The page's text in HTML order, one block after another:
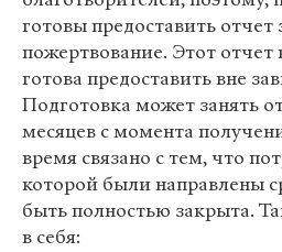
готовы предоставить отчет
пожертвование. Этот отчет
готова предоставить вне
Подготовка может занять
месяцев с момента
время связано с тем, что
которой были направлены
быть полностью закрыта.
в себя: